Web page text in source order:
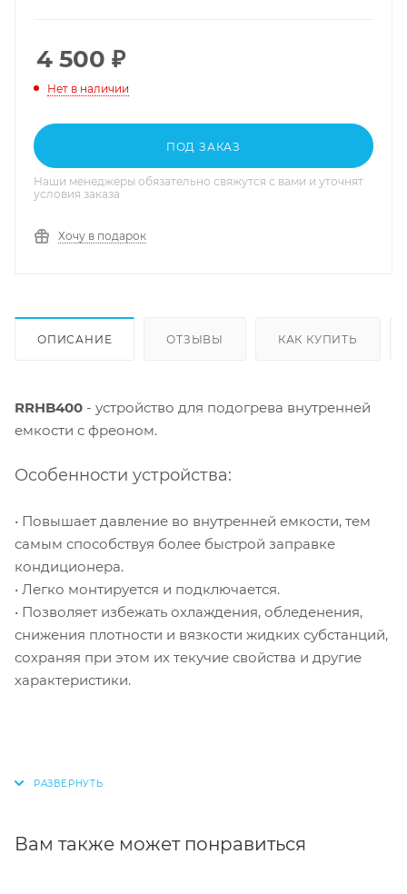
4 500 ₽
Нет в наличии
ПОД ЗАКАЗ
Наши менеджеры обязательно свяжутся с вами и уточнят
условия заказа
Хочу в подарок
ОПИСАНИЕ ОТЗЫВЫ КАК КУПИТЬ
RRHB400 - устройство для подогрева внутренней
емкости с фреоном.
Особенности устройства:
• Повышает давление во внутренней емкости, тем
самым способствуя более быстрой заправке
кондиционера.
• Легко монтируется и подключается.
• Позволяет избежать охлаждения, обледенения,
снижения плотности и вязкости жидких субстанций,
сохраняя при этом их текучие свойства и другие
характеристики.
Вам также может понравиться